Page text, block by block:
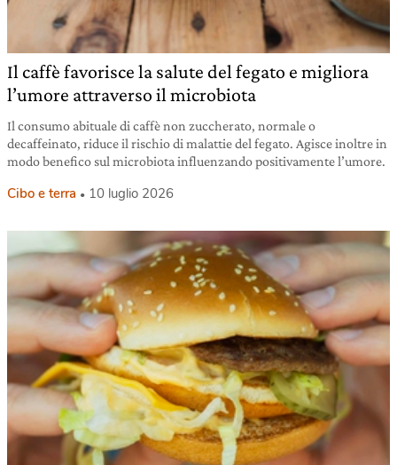
Il caffè favorisce la salute del fegato e migliora
l’umore attraverso il microbiota
Il consumo abituale di caffè non zuccherato, normale o
decaffeinato, riduce il rischio di malattie del fegato. Agisce inoltre in
modo benefico sul microbiota influenzando positivamente l’umore.
Cibo e terra 10 luglio 2026